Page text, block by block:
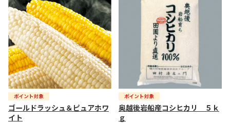
ゴールドラッシュ＆ピュアホワ
イト
奥越後岩船産コシヒカリ ５ｋ
ｇ